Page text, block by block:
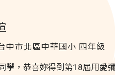
中市北區中華國小 四年級
學，恭喜妳得到第18屆用愛